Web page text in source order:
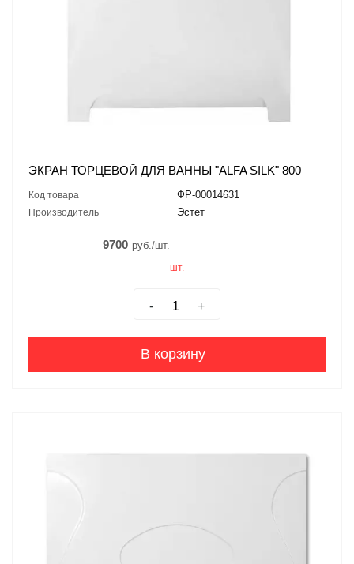
ЭКРАН ТОРЦЕВОЙ ДЛЯ ВАННЫ "ALFA SILK" 800
Код товара ФР-00014631
Производитель Эстет
9700 руб./шт.
шт.
- +
В корзину